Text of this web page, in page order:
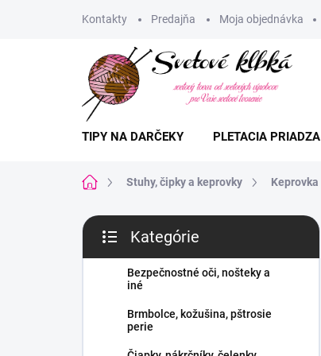
Kontakty Predajňa Moja objednávka
TIPY NA DARČEKY PLETACIA PRIADZA
DomovStuhy, čipky a keprovky Keprovka
B
č
kategórie
Kategórie
Bezpečnostné oči, nošteky a
iné
Brmbolce, kožušina, pštrosie
perie